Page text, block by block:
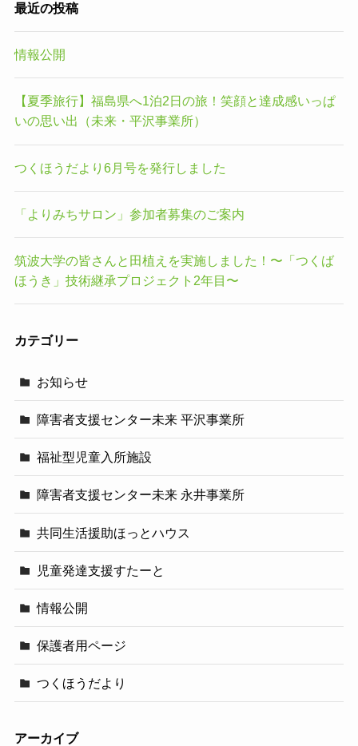
最近の投稿
情報公開
【夏季旅行】福島県へ1泊2日の旅！笑顔と達成感いっぱ
いの思い出（未来・平沢事業所）
つくほうだより6月号を発行しました
「よりみちサロン」参加者募集のご案内
筑波大学の皆さんと田植えを実施しました！〜「つくば
ほうき」技術継承プロジェクト2年目〜
カテゴリー
お知らせ
障害者支援センター未来 平沢事業所
福祉型児童入所施設
障害者支援センター未来 永井事業所
共同生活援助ほっとハウス
児童発達支援すたーと
情報公開
保護者用ページ
つくほうだより
アーカイブ